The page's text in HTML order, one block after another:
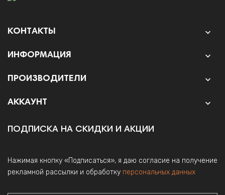
КОНТАКТЫ 
ИНФОРМАЦИЯ 
ПРОИЗВОДИТЕЛИ 
АККАУНТ 
ПОДПИСКА НА СКИДКИ И АКЦИИ
Нажимая кнопку «Подписаться», я даю согласие на получение
рекламной рассылки и обработку персональных данных